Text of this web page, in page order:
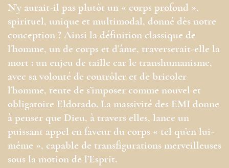
N’y aurait-il pas plutôt un « corps profond »,
spirituel, unique et multimodal, donné dès notre
conception ? Ainsi la définition classique de
l’homme, un de corps et d’âme, traverserait-elle la
mort : un enjeu de taille car le transhumanisme,
avec sa volonté de contrôler et de bricoler
l’homme, tente de s’imposer comme nouvel et
obligatoire Eldorado. La massivité des EMI donne
à penser que Dieu, à travers elles, lance un
puissant appel en faveur du corps « tel qu’en lui-
même », capable de transfigurations merveilleuses
sous la motion de l’Esprit.